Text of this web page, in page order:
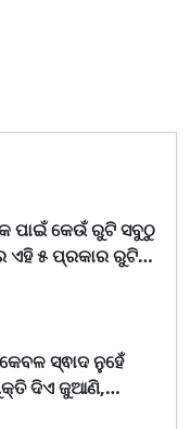
ପାଇଁ କେଉଁ ରୁଟି ସବୁଠୁ
ଏହି ୫ ପ୍ରକାର ରୁଟି
ନିୟନ୍ତ୍ରଣରେ
ସ୍ଵାଦ ନୁହେଁ
ଦିଏ ଜୁଆଣି,
ସଠିକ୍ ଉପାୟ